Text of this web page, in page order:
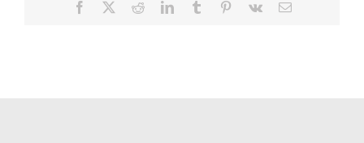
Facebook RedditLinkedInTumblr Pinterest
Vk
Correo